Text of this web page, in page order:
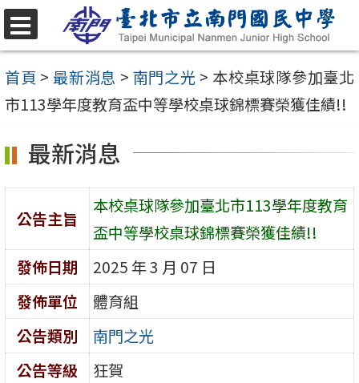
跳
至
主
要
容
選
單
首頁 > 最新消息 > 南門之光 > 本校桌球隊參加臺北
市113學年度教育盃中等學校桌球錦標賽榮獲佳績!!
最新消息
公告主旨
本校桌球隊參加臺北市113學年度教育
盃中等學校桌球錦標賽榮獲佳績!!
發佈日期
2025 年 3 月 07 日
發佈單位
體育組
公告類別
南門之光
公告等級
狂賀